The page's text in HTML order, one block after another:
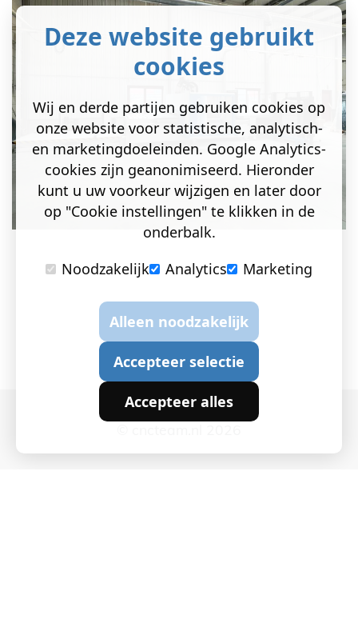
Deze website gebruikt
cookies
Wij en derde partijen gebruiken cookies op
onze website voor statistische, analytisch-
en marketingdoeleinden. Google Analytics-
cookies zijn geanonimiseerd. Hieronder
kunt u uw voorkeur wijzigen en later door
op "Cookie instellingen" te klikken in de
onderbalk.
Noodzakelijk
Analytics Marketing
Alleen noodzakelijk
Accepteer selectie
Accepteer alles